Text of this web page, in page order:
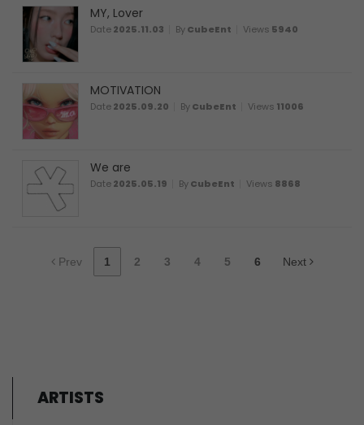
MY, Lover
Date2025.11.03 ByCubeEnt Views 5940
MOTIVATION
Date2025.09.20 ByCubeEnt Views 11006
We are
Date2025.05.19 ByCubeEnt Views 8868
Prev 1 2 3 4 5 6 Next
ARTISTS